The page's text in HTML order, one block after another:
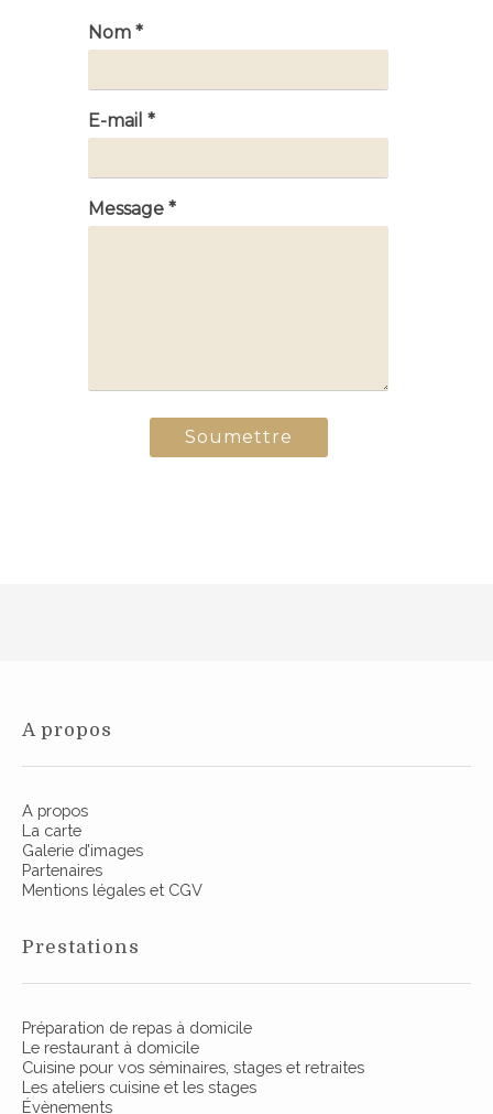
Nom *
E-mail *
Message *
A propos
A propos
La carte
Galerie d’images
Partenaires
Mentions légales et CGV
Prestations
Préparation de repas à domicile
Le restaurant à domicile
Cuisine pour vos séminaires, stages et retraites
Les ateliers cuisine et les stages
Évènements